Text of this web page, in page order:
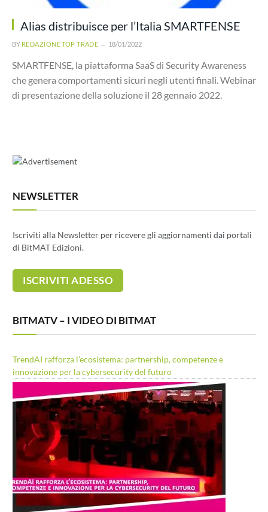
Alias distribuisce per l’Italia SMARTFENSE
BY REDAZIONE TOP TRADE 18/01/2022
SMARTFENSE, la piattaforma SaaS di Security Awareness
che genera comportamenti sicuri negli utenti finali. Webinar
di presentazione della soluzione il 28 gennaio 2022.
NEWSLETTER
Iscriviti alla Newsletter per ricevere gli aggiornamenti dai portali
di BitMAT Edizioni.
BITMATV – I VIDEO DI BITMAT
TrendAI rafforza l’ecosistema: partnership, competenze e
innovazione per la cybersecurity del futuro